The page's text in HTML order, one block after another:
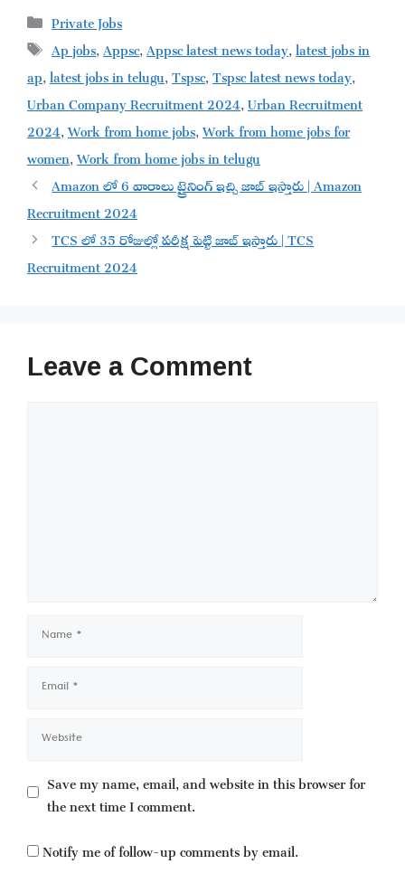
Categories
Private Jobs
Tags
Ap jobs,Appsc,Appsc latest news today,latest jobs in
ap,latest jobs in telugu,Tspsc,Tspsc latest news today,
Urban Company Recruitment 2024,Urban Recruitment
2024,Work from home jobs,Work from home jobs for
women,Work from home jobs in telugu
Amazon లో 6 వారాలు ట్రైనింగ్ ఇచ్చి జాబ్ ఇస్తారు | Amazon
Recruitment 2024
TCS లో 35 రోజుల్లో పరీక్ష పెట్టి జాబ్ ఇస్తారు | TCS
Recruitment 2024
Leave a Comment
Name
Email
Website
Save my name, email, and website in this browser for
the next time I comment.
Notify me of follow-up comments by email.